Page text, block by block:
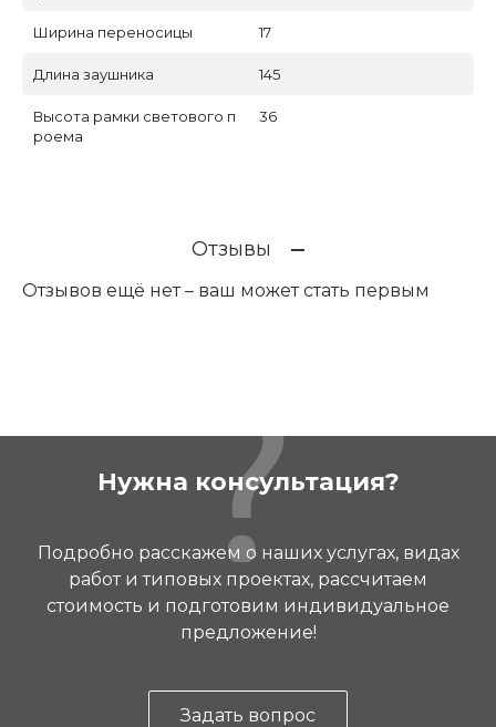
Ширина переносицы 17
Длина заушника 145
Высота рамки светового п
роема
36
Отзывы
Отзывов ещё нет – ваш может стать первым
Нужна консультация?
Подробно расскажем о наших услугах, видах
работ и типовых проектах, рассчитаем
стоимость и подготовим индивидуальное
предложение!
Задать вопрос